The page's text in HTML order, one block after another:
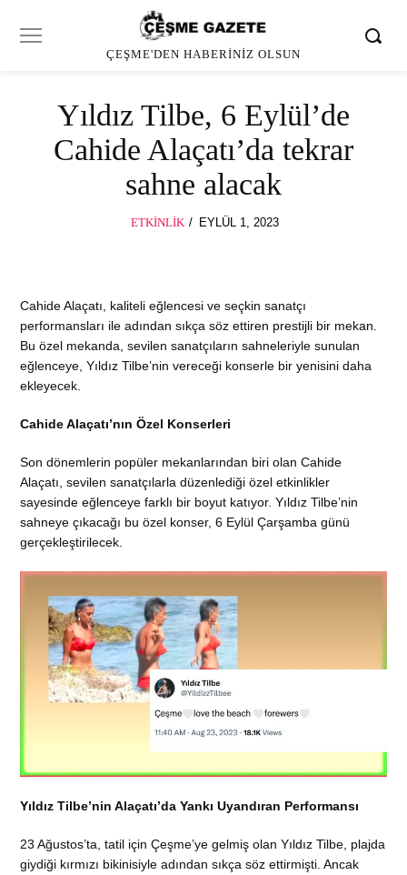
ÇEŞME'DEN HABERINIZ OLSUN
Yıldız Tilbe, 6 Eylül’de
Cahide Alaçatı’da tekrar
sahne alacak
ETKINLIK
POSTED
EYLÜL 1, 2023
Cahide Alaçatı, kaliteli eğlencesi ve seçkin sanatçı
performansları ile adından sıkça söz ettiren prestijli bir mekan.
Bu özel mekanda, sevilen sanatçıların sahneleriyle sunulan
eğlenceye, Yıldız Tilbe’nin vereceği konserle bir yenisini daha
ekleyecek.
Cahide Alaçatı’nın Özel Konserleri
Son dönemlerin popüler mekanlarından biri olan Cahide
Alaçatı, sevilen sanatçılarla düzenlediği özel etkinlikler
sayesinde eğlenceye farklı bir boyut katıyor. Yıldız Tilbe’nin
sahneye çıkacağı bu özel konser, 6 Eylül Çarşamba günü
gerçekleştirilecek.
Yıldız Tilbe’nin Alaçatı’da Yankı Uyandıran Performansı
23 Ağustos’ta, tatil için Çeşme’ye gelmiş olan Yıldız Tilbe, plajda
giydiği kırmızı bikinisiyle adından sıkça söz ettirmişti. Ancak